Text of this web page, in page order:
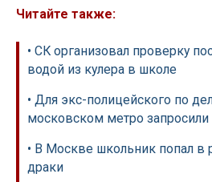
Читайте также:
• СК организовал проверку
водой из кулера в школе
• Для экс-полицейского по
московском метро
• В Москве школьник попал
драки